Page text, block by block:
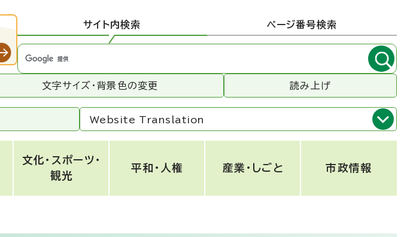
サイト内検索 ページ番号検索
文字サイズ・背景色の変更 読み上げ
Website Translation
文化・スポーツ・
観光
平和・人権 産業・しごと 市政情報